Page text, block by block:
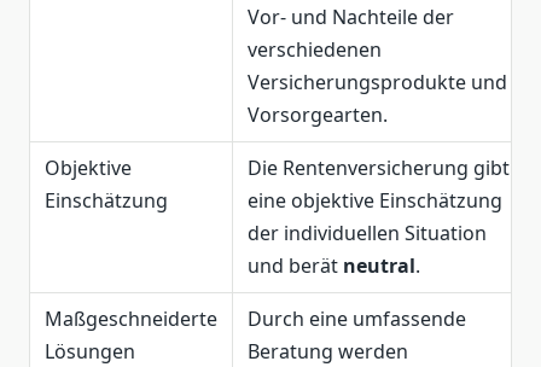
Vor- und Nachteile der
verschiedenen
Versicherungsprodukte und
Vorsorgearten.
Objektive
Einschätzung
Die Rentenversicherung gibt
eine objektive Einschätzung
der individuellen Situation
und berät neutral.
Maßgeschneiderte
Lösungen
Durch eine umfassende
Beratung werden